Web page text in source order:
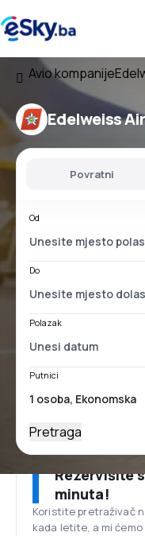
Avio kompanije
Edelweiss Air
Povratni
Od
Do
Polazak
Putnici
Pretraga
Rezervišite
minuta!
Koristite pretraživač
kada letite, a mi